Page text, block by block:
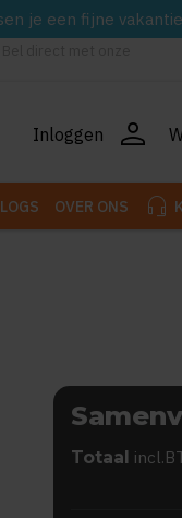
je een fijne vakantie
Inloggen person
OVER ONS headset_mic
Totaal